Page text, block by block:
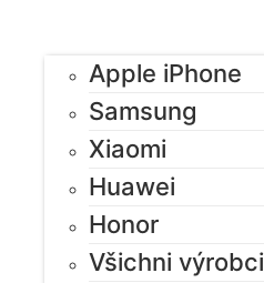
Apple iPhone
Samsung
Xiaomi
Huawei
Honor
Všichni výrobci